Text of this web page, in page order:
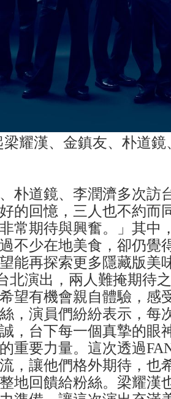
耀漢、金鎮友、朴道鏡
朴道鏡、李潤濟多次訪
的回憶，三人也不約而
常期待與興奮。」其中
不少在地美食，卻仍覺
能再探索更多隱藏版美
北演出，兩人難掩期待
望有機會親自體驗，感
，演員們紛紛表示，每
，台下每一個真摯的眼
重要力量。這次透過
，讓他們格外期待，也
地回饋給粉絲。梁耀漢